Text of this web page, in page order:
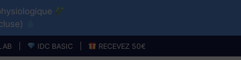
IDC BASIC RECEVEZ 50€
CHAUD / FROID NEW AIGUILLES
MON PANIER